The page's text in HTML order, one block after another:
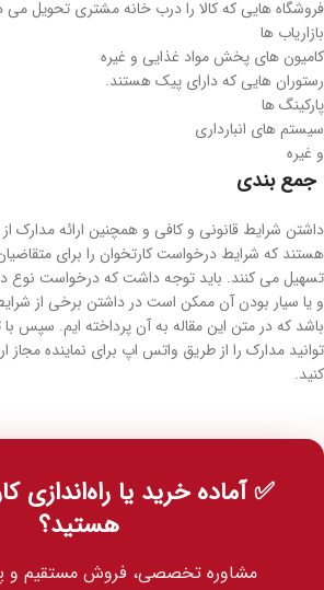
فروشگاه هایی که کالا را درب خانه مشتری تحویل می
بازاریاب ها
کامیون های پخش مواد غذایی و غیره
رستوران هایی که دارای پیک هستند.
پارکینگ ها
سیستم های انبارداری
و غیره
جمع بندی
داشتن شرایط قانونی و کافی و همچنین ارائه مدارک
هستند که شرایط درخواست کارتخوان را برای
تسهیل می کنند. باید توجه داشت که درخواست نوع
و یا سیار بودن آن ممکن است در داشتن برخی از
باشد که در متن این مقاله به آن پرداخته ایم. سپس
توانید مدارک را از طریق واتس اپ برای نماینده مجاز
کنید.
✅ آماده خرید یا راه‌اندازی
هستید؟
مشاوره تخصصی، فروش مستقیم و